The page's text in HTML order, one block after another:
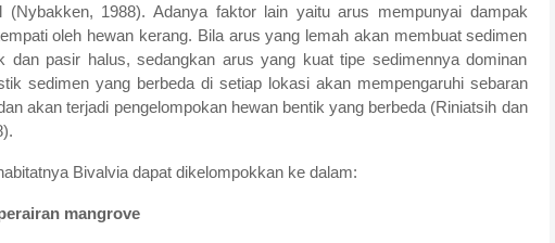
(Nybakken, 1988). Adanya faktor lain yaitu arus mempunyai dampak
oleh hewan kerang. Bila arus yang lemah akan membuat sedimen
dan pasir halus, sedangkan arus yang kuat tipe sedimennya dominan
sedimen yang berbeda di setiap lokasi akan mempengaruhi sebaran
akan terjadi pengelompokan hewan bentik yang berbeda (Riniatsih dan
Bivalvia dapat dikelompokkan ke dalam:
mangrove